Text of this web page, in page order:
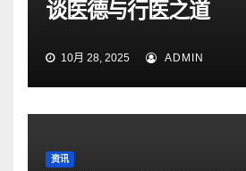
谈医德与行医之道
10月 28, 2025 ADMIN
资讯